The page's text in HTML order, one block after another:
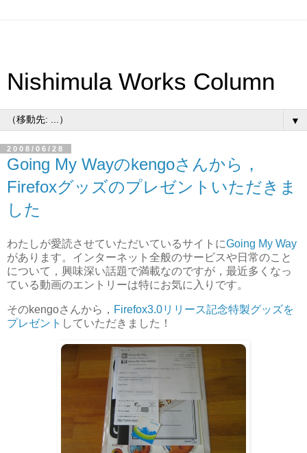
Nishimula Works Column
▼
2008/06/28
Going My Wayのkengoさんから，
Firefoxグッズのプレゼントいただきま
した
わたしが愛読させていただいているサイトにGoing My Way
があります。インターネット全般のサービスや日常のこと
について，興味深い話題で満載なのですが，最近多くなっ
ている動画のエントリーは特にお気に入りです。
そのkengoさんから， Firefox3.0リリース記念特製グッズを
プレゼント していただきました！